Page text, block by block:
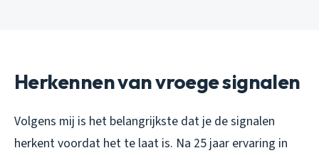
Herkennen van vroege signalen
Volgens mij is het belangrijkste dat je de signalen
herkent voordat het te laat is. Na 25 jaar ervaring in